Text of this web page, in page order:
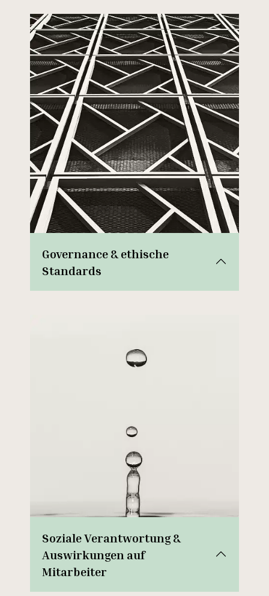
Governance & ethische
Standards
Soziale Verantwortung &
Auswirkungen auf
Mitarbeiter